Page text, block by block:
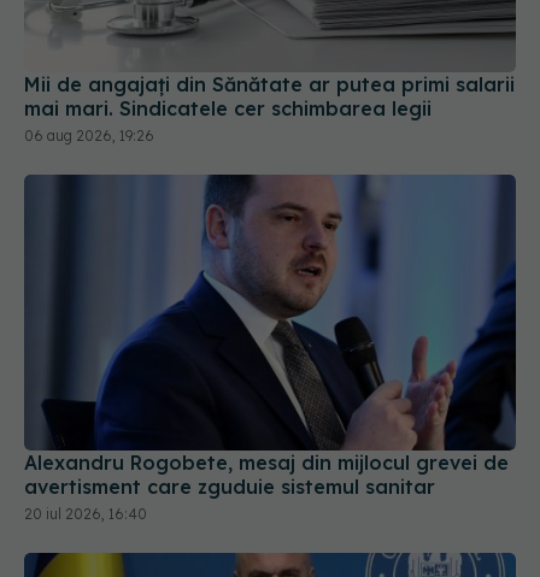
Mii de angajați din Sănătate ar putea primi salarii
mai mari. Sindicatele cer schimbarea legii
06 aug 2026, 19:26
Alexandru Rogobete, mesaj din mijlocul grevei de
avertisment care zguduie sistemul sanitar
20 iul 2026, 16:40